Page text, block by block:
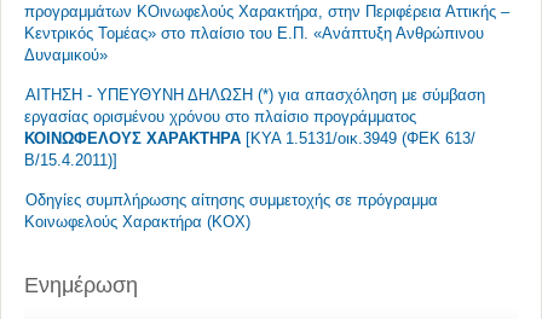
προγραμμάτων ΚΟινωφελούς Χαρακτήρα, στην Περιφέρεια Αττικής –
Κεντρικός Τομέας» στο πλαίσιο του Ε.Π. «Ανάπτυξη Ανθρώπινου
Δυναμικού»
ΑΙΤΗΣΗ - ΥΠΕΥΘΥΝΗ ΔΗΛΩΣΗ (*) για απασχόληση με σύμβαση
εργασίας ορισμένου χρόνου στο πλαίσιο προγράμματος
ΚΟΙΝΩΦΕΛΟΥΣ ΧΑΡΑΚΤΗΡΑ [ΚΥΑ 1.5131/οικ.3949 (ΦΕΚ 613/
Β/15.4.2011)]
Οδηγίες συμπλήρωσης αίτησης συμμετοχής σε πρόγραμμα
Κοινωφελούς Χαρακτήρα (ΚΟΧ)
Ενημέρωση